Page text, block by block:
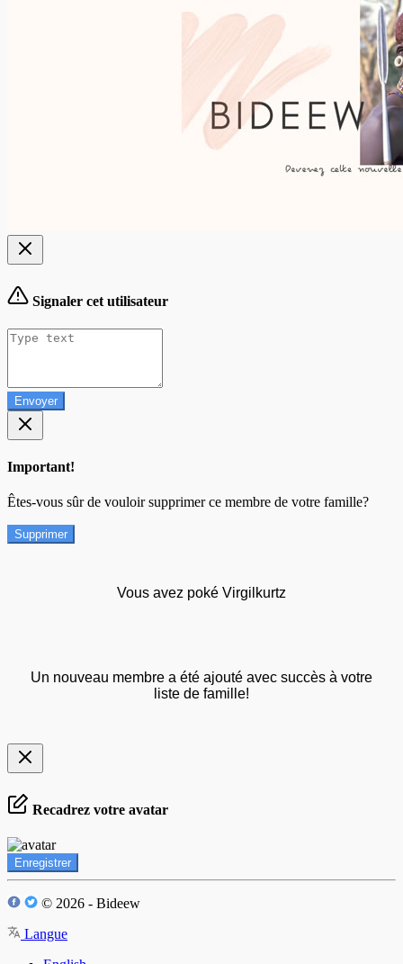
Signaler cet utilisateur
Envoyer
Important!
Êtes-vous sûr de vouloir supprimer ce membre de votre famille?
Supprimer
Vous avez poké Virgilkurtz
Un nouveau membre a été ajouté avec succès à votre
liste de famille!
Recadrez votre avatar
Enregistrer
© 2026 - Bideew
Langue